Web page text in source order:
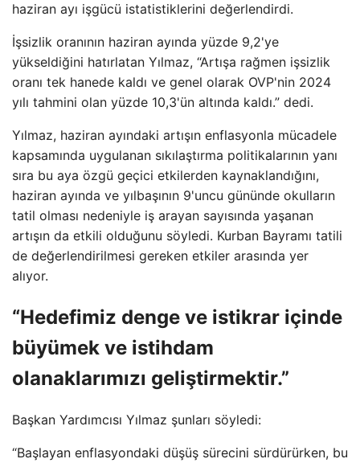
haziran ayı işgücü istatistiklerini değerlendirdi.
İşsizlik oranının haziran ayında yüzde 9,2'ye
yükseldiğini hatırlatan Yılmaz, “Artışa rağmen işsizlik
oranı tek hanede kaldı ve genel olarak OVP'nin 2024
yılı tahmini olan yüzde 10,3'ün altında kaldı.” dedi.
Yılmaz, haziran ayındaki artışın enflasyonla mücadele
kapsamında uygulanan sıkılaştırma politikalarının yanı
sıra bu aya özgü geçici etkilerden kaynaklandığını,
haziran ayında ve yılbaşının 9'uncu gününde okulların
tatil olması nedeniyle iş arayan sayısında yaşanan
artışın da etkili olduğunu söyledi. Kurban Bayramı tatili
de değerlendirilmesi gereken etkiler arasında yer
alıyor.
“Hedefimiz denge ve istikrar içinde
büyümek ve istihdam
olanaklarımızı geliştirmektir.”
Başkan Yardımcısı Yılmaz şunları söyledi:
“Başlayan enflasyondaki düşüş sürecini sürdürürken, bu